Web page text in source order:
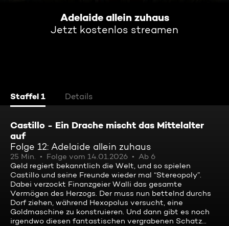
Adelaide allein zuhaus
Jetzt kostenlos streamen
Staffel 1 Details
Castillo - Ein Drache mischt das Mittelalter
auf
Folge 12: Adelaide allein zuhaus
25 Min. Folge vom 14.01.2026
Ab 6
Geld regiert bekanntlich die Welt, und so spielen
Castillo und seine Freunde wieder mal “Stereopoly”.
Dabei verzockt Finanzgeier Walli das gesamte
Vermögen des Herzogs. Der muss nun bettelnd durchs
Dorf ziehen, während Hexopolus versucht, eine
Goldmaschine zu konstruieren. Und dann gibt es noch
irgendwo diesen fantastischen vergrabenen Schatz...